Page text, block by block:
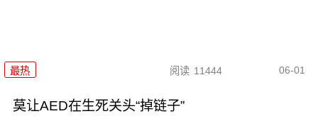
最热 阅读 11444 06-01
莫让AED在生死关头“掉链子”